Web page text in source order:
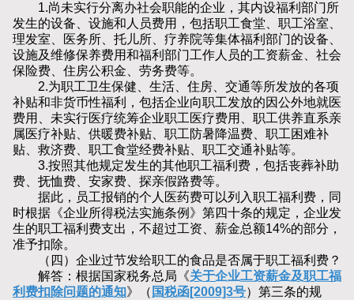
1.尚未实行分离办社会职能的企业，其内设福利部门所
发生的设备、设施和人员费用，包括职工食堂、职工浴室、
理发室、医务所、托儿所、疗养院等集体福利部门的设备、
设施及维修保养费用和福利部门工作人员的工资薪金、社会
保险费、住房公积金、劳务费等。
2.为职工卫生保健、生活、住房、交通等所发放的各项
补贴和非货币性福利，包括企业向职工发放的因公外地就医
费用、未实行医疗统筹企业职工医疗费用、职工供养直系亲
属医疗补贴、供暖费补贴、职工防暑降温费、职工困难补
贴、救济费、职工食堂经费补贴、职工交通补贴等。
3.按照其他规定发生的其他职工福利费，包括丧葬补助
费、抚恤费、安家费、探亲假路费等。
据此，员工报销的个人医药费可以列入职工福利费，同
时根据《企业所得税法实施条例》第四十条的规定，企业发
生的职工福利费支出，不超过工资、薪金总额14%的部分，
准予扣除。
（四）企业过节发给职工的食品是否属于职工福利费？
解答：根据国家税务总局《关于企业工资薪金及职工福
利费扣除问题的通知》（ 国税函[2009]3号）第三条的规